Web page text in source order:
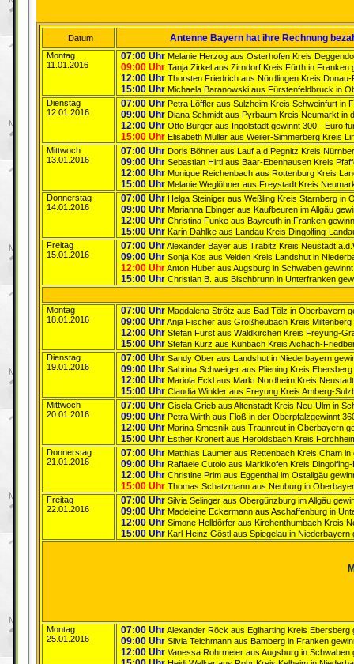
Datum Antenne Bayern hat ihre Rechnung
Montag
11.01.2016
07:00 Uhr Melanie Herzog aus Osterhofen Kreis
09:00 Uhr Tanja Zirkel aus Zirndorf Kreis Fürth in
12:00 Uhr Thorsten Friedrich aus Nördlingen Kreis
15:00 Uhr Michaela Baranowski aus Fürstenfeldbruck in
Dienstag
12.01.2016
07:00 Uhr Petra Löffler aus Sulzheim Kreis Schweinfurt in
09:00 Uhr Diana Schmidt aus Pyrbaum Kreis Neumarkt in
12:00 Uhr Otto Bürger aus Ingolstadt gewinnt 300.- Euro
15:00 Uhr Elisabeth Müller aus Weiler-Simmerberg Kreis
Mittwoch
13.01.2016
07:00 Uhr Doris Böhner aus Lauf a.d.Pegnitz Kreis
09:00 Uhr Sebastian Hirtl aus Baar-Ebenhausen Kreis
12:00 Uhr Monique Reichenbach aus Rottenburg Kreis
15:00 Uhr Melanie Weglöhner aus Freystadt Kreis
Donnerstag
14.01.2016
07:00 Uhr Helga Steiniger aus Weßling Kreis Starnberg in
09:00 Uhr Marianna Ebinger aus Kaufbeuren im Allgäu
12:00 Uhr Christina Funke aus Bayreuth in Franken
15:00 Uhr Karin Dahlke aus Landau Kreis Dingolfing-
Freitag
15.01.2016
07:00 UhrAlexander Bayer aus Trabitz Kreis Neustadt
09:00 Uhr Sonja Kos aus Velden Kreis Landshut in
12:00 UhrAnton Huber aus Augsburg in Schwaben
15:00 Uhr Christian B. aus Bischbrunn in Unterfranken
Montag
18.01.2016
07:00 Uhr Magdalena Strötz aus Bad Tölz in Oberbayern
09:00 UhrAnja Fischer aus Großheubach Kreis
12:00 Uhr Stefan Fürst aus Waldkirchen Kreis Freyung-
15:00 Uhr Stefan Kurz aus Kühbach Kreis Aichach-
Dienstag
19.01.2016
07:00 Uhr Sandy Ober aus Landshut in Niederbayern
09:00 Uhr Sabrina Schweiger aus Pliening Kreis
12:00 Uhr Mariola Eckl aus Markt Nordheim Kreis
15:00 Uhr Claudia Winkler aus Freyung Kreis Amberg-
Mittwoch
20.01.2016
07:00 Uhr Gisela Grieb aus Altenstadt Kreis Neu-Ulm in
09:00 Uhr Petra Wirth aus Floß in der Oberpfalzgewinnt
12:00 Uhr Marina Smesnik aus Traunreut in Oberbayern
15:00 Uhr Esther Krönert aus Heroldsbach Kreis
Donnerstag
21.01.2016
07:00 Uhr Matthias Laumer aus Rettenbach Kreis Cham
09:00 Uhr Raffaele Cutolo aus Marklkofen Kreis
12:00 Uhr Christine Prim aus Eggenthal im Ostallgäu
15:00 Uhr Thomas Schatzmann aus Neuburg in
Freitag
22.01.2016
07:00 Uhr Silvia Selinger aus Obergünzburg im Allgäu
09:00 Uhr Madeleine Eckermann aus Aschaffenburg in
12:00 Uhr Simone Helldörfer aus Kirchenthumbach Kreis
15:00 Uhr Karl-Heinz Göstl aus Spiegelau in
Montag
25.01.2016
07:00 UhrAlexander Röck aus Eglharting Kreis
09:00 Uhr Silvia Teichmann aus Bamberg in Franken
12:00 Uhr Vanessa Rohrmeier aus Augsburg in